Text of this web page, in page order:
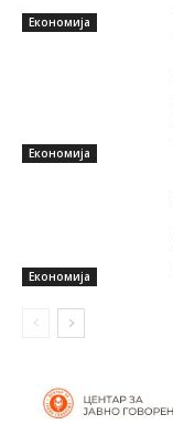
Економија
Економија
Економија